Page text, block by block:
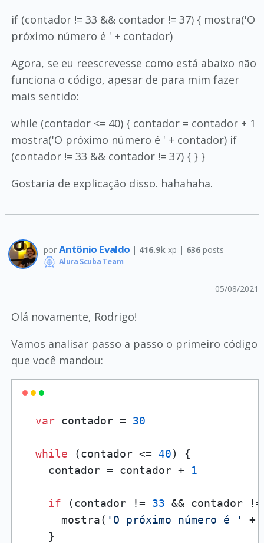
if (contador != 33 && contador != 37) { mostra('O
próximo número é ' + contador)
Agora, se eu reescrevesse como está abaixo não
funciona o código, apesar de para mim fazer
mais sentido:
while (contador <= 40) { contador = contador + 1
mostra('O próximo número é ' + contador) if
(contador != 33 && contador != 37) { } }
Gostaria de explicação disso. hahahaha.
por Antônio Evaldo | 416.9k xp | 636posts
Alura Scuba Team
05/08/2021
Olá novamente, Rodrigo!
Vamos analisar passo a passo o primeiro código
que você mandou:
var contador = 30
while (contador <= 40) {
    contador = contador +
1
if (contador != 33 && contador
      mostra(
'O próximo número é '
+
    }